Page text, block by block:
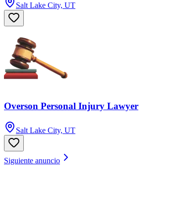
Salt Lake City, UT
Overson Personal Injury Lawyer
Salt Lake City, UT
Siguiente anuncio